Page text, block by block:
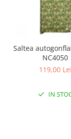
Saltea
NC4050
119,00 Lei
IN